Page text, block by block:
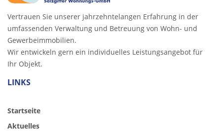
Vertrauen Sie unserer jahrzehntelangen Erfahrung in der
umfassenden Verwaltung und Betreuung von Wohn- und
Gewerbeimmobilien.
Wir entwickeln gern ein individuelles Leistungsangebot für
Ihr Objekt.
LINKS
Startseite
Aktuelles